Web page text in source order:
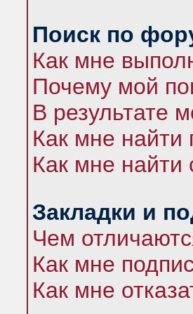
Поиск по
Как мне
Почему мой
В результате
Как мне найти
Как мне
Закладки и
Чем
Как мне
Как мне